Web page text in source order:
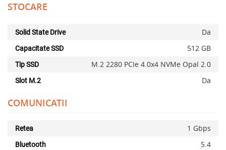
STOCARE
Solid State Drive Da
Capacitate SSD 512 GB
Tip SSD M.2 2280 PCIe 4.0x4 NVMe Opal 2.0
Slot M.2 Da
COMUNICATII
Retea 1 Gbps
Bluetooth 5.4